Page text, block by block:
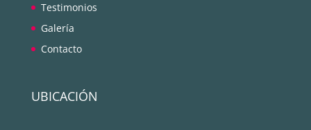
Testimonios
Galería
Contacto
UBICACIÓN